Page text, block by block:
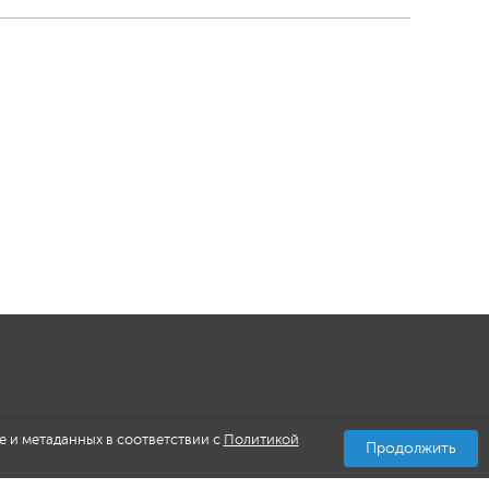
метаданных в соответствии с Политикой
Продолжить